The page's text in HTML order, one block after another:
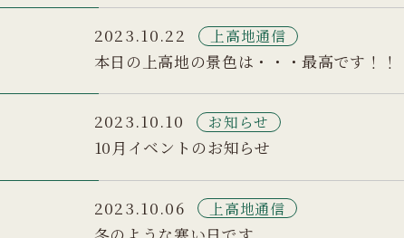
2023.10.22 上高地通信
本日の上高地の景色は・・・最高です！！
2023.10.10 お知らせ
10月イベントのお知らせ
2023.10.06 上高地通信